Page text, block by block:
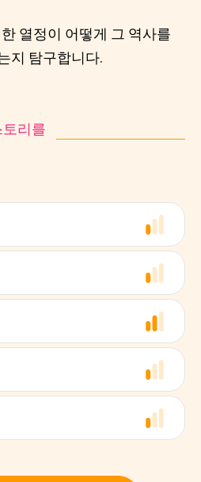
열정이 어떻게 그 역사를
지 탐구합니다.
리를